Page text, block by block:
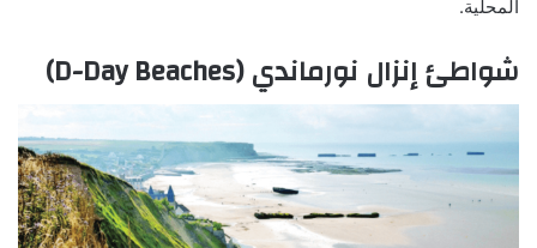
المحلية.
شواطئ إنزال نورماندي (D-Day Beaches)